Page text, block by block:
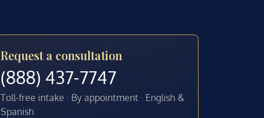
Request a consultation
(888) 437-7747
Toll-free intake · By appointment · English &
Spanish